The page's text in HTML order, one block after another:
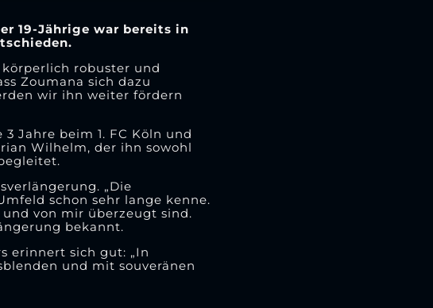
19-Jährige war bereits in
robuster und
Zoumana sich dazu
wir ihn weiter fördern
Jahre beim 1. FC Köln und
Wilhelm, der ihn sowohl
„Die
schon sehr lange kenne.
von mir überzeugt sind.
bekannt.
erinnert sich gut: „In
und mit souveränen